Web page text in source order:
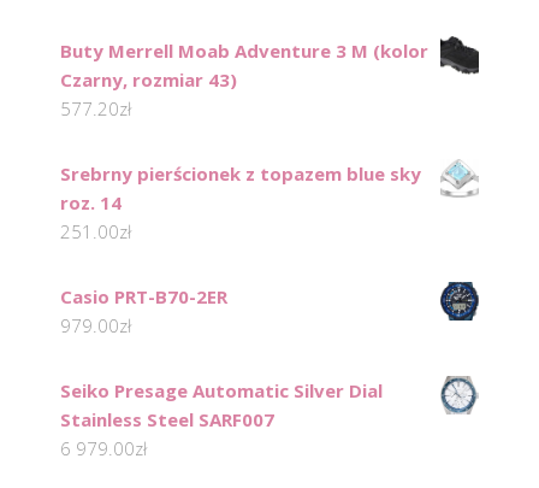
Buty Merrell Moab Adventure 3 M (kolor
Czarny, rozmiar 43)
577.20zł
Srebrny pierścionek z topazem blue sky
roz. 14
251.00zł
Casio PRT-B70-2ER
979.00zł
Seiko Presage Automatic Silver Dial
Stainless Steel SARF007
6 979.00zł